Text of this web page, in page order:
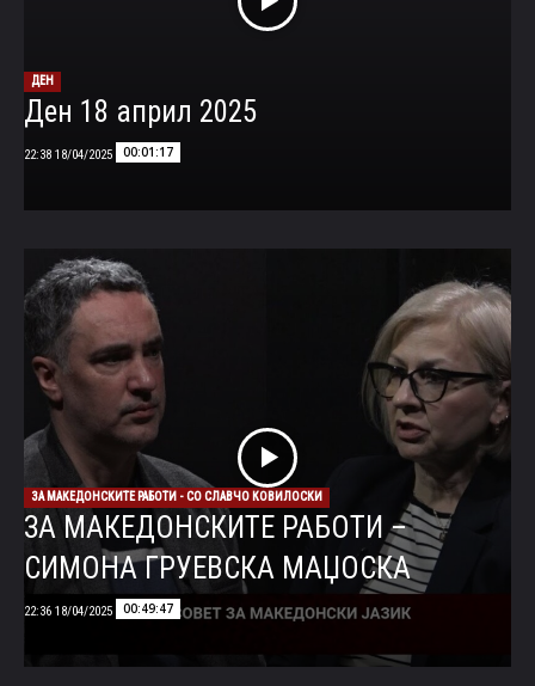
ДЕН
Ден 18 април 2025
00:01:17
18/04/2025 22:38
ЗА МАКЕДОНСКИТЕ РАБОТИ - СО СЛАВЧО КОВИЛОСКИ
ЗА МАКЕДОНСКИТЕ РАБОТИ –
СИМОНА ГРУЕВСКА МАЏОСКА
00:49:47
18/04/2025 22:36